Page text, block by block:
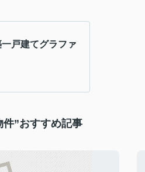
戸建てグラファ
件”おすすめ記事